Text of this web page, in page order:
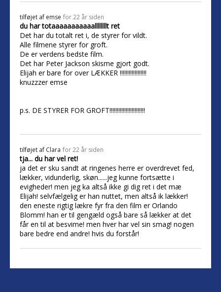
tilføjet af emse for 22 år siden
du har totaaaaaaaaaaallllllllt ret
Det har du totalt ret i, de styrer for vildt.
Alle filmene styrer for groft.
De er verdens bedste film.
Det har Peter Jackson skisme gjort godt.
Elijah er bare for over LÆKKER !!!!!!!!!!!!!!!!!!
knuzzzer emse
p.s. DE STYRER FOR GROFT!!!!!!!!!!!!!!!!!!!!!!!!
tilføjet af Clara for 22 år siden
tja... du har vel ret!
ja det er sku sandt at ringenes herre er overdrevet fed,
lækker, vidunderlig, skøn......jeg kunne fortsætte i
evigheder! men jeg ka altså ikke gi dig ret i det mæ
Elijah! selvfælgelig er han nuttet, men altså ik lækker!
den eneste rigtig lækre fyr fra den film er Orlando
Blomm! han er til gengæld også bare så lækker at det
får en til at besvime! men hver har vel sin smag! nogen
bare bedre end andre! hvis du forstår!